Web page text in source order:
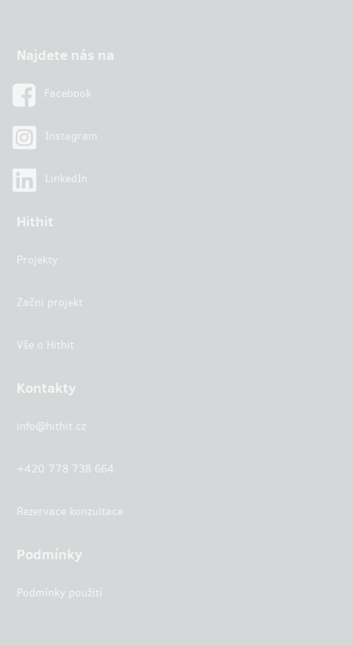
Najdete nás na
Facebook
Instagram
LinkedIn
Hithit
Projekty
Začni projekt
Vše o Hithit
Kontakty
info@hithit.cz
+420 778 738 664
Rezervace konzultace
Podmínky
Podmínky použití